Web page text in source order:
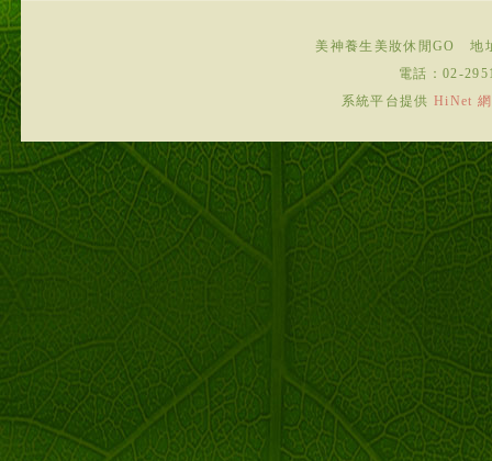
美神養生美妝休閒GO
地
電話： 02-
系統平台提供HiNet